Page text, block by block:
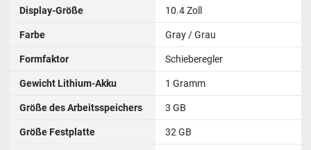
Display-Größe ‎10.4 Zoll
Farbe Gray / Grau
Formfaktor ‎Schieberegler
Gewicht Lithium-Akku 1 Gramm
Größe des Arbeitsspeichers ‎3 GB
Größe Festplatte 32 GB